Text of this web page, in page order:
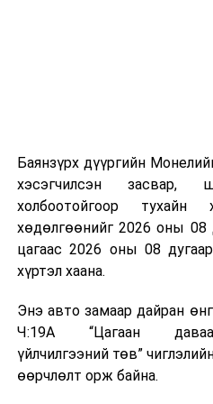
болон дулааны эрчим
болдог. Зарим
үлдэх үнснээс фосфор
авах боломжтой аж.
Япон, Герман, Швейцар,
зэрэг улс лаг хатаах,
байна. Тухайлбал,
гарсан үнснээс фосфор
ашигладаг бол
боловсруулах
Баянзүрх дүүргийн
хэсэгчилсэн засвар,
холбоотойгоор
хөдөлгөөнийг 2026 оны
цагаас 2026 оны 08
хүртэл хаана.
Энэ авто замаар дайран
Ч:19А “Цагаан
үйлчилгээний төв”
өөрчлөлт орж байна.